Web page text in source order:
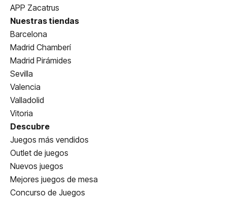
APP Zacatrus
Nuestras tiendas
Barcelona
Madrid Chamberí
Madrid Pirámides
Sevilla
Valencia
Valladolid
Vitoria
Descubre
Juegos más vendidos
Outlet de juegos
Nuevos juegos
Mejores juegos de mesa
Concurso de Juegos